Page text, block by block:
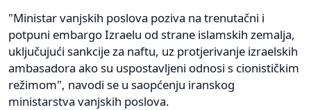
"Ministar vanjskih poslova poziva na trenutačni i
potpuni embargo Izraelu od strane islamskih zemalja,
uključujući sankcije za naftu, uz protjerivanje izraelskih
ambasadora ako su uspostavljeni odnosi s cionističkim
režimom", navodi se u saopćenju iranskog
ministarstva vanjskih poslova.